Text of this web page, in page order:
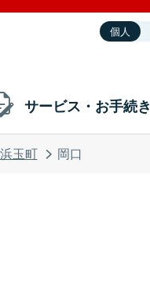
個人
サービス・お手続き
玉町 岡口